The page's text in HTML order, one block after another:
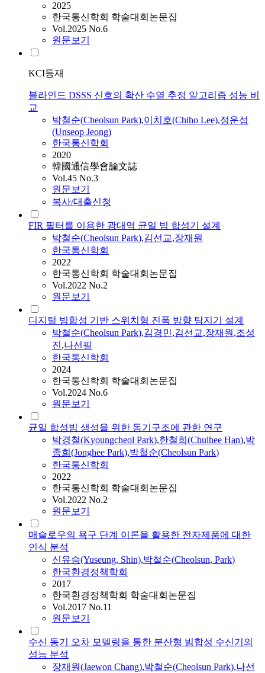
2025
한국통신학회 학술대회논문집
Vol.2025 No.6
원문보기
KCI등재
블라인드 DSSS 신호의 확산 수열 추정 알고리즘 성능 비
교
박철순(Cheolsun Park),이치호(Chiho Lee),정운섭
(Unseop Jeong)
한국통신학회
2020
韓國通信學會論文誌
Vol.45 No.3
원문보기
복사/대출신청
FIR 필터를 이용한 광대역 균일 빔 합성기 설계
박철순(Cheolsun Park),김선교,장재원
한국통신학회
2022
한국통신학회 학술대회논문집
Vol.2022 No.2
원문보기
디지털 빔합성 기반 스위치형 진폭 방향 탐지기 설계
박철순(Cheolsun Park),김경민,김선교,장재원,조성
진,나선필
한국통신학회
2024
한국통신학회 학술대회논문집
Vol.2024 No.6
원문보기
균일 합성빔 생성을 위한 동기구조에 관한 연구
박경철(Kyoungcheol Park),한철희(Chulhee Han),박
종희(Jonghee Park),박철순(Cheolsun Park)
한국통신학회
2022
한국통신학회 학술대회논문집
Vol.2022 No.2
원문보기
매슬로우의 욕구 단계 이론을 활용한 전자제품에 대한
인식 분석
신유승(Yuseung, Shin),박철순(Cheolsun, Park)
한국환경정책학회
2017
한국환경정책학회 학술대회논문집
Vol.2017 No.11
원문보기
수신 동기 오차 모델링을 통한 분산형 빔합성 수신기의
성능 분석
장재원(Jaewon Chang),박철순(Cheolsun Park),나선